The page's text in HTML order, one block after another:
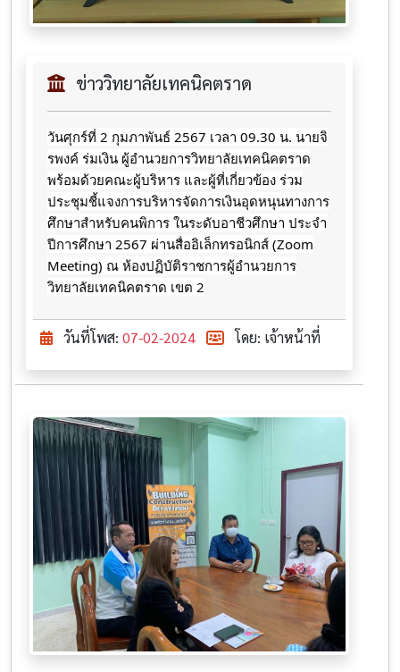
ข่าววิทยาลัยเทคนิคตราด
วันศุก​ร์ที่​ 2​ กุมภาพันธ์​ 2567​ เวลา​ 09.30​ น.​ นายจิ​
รพ​งค์​ ร​่​มเงิน​ ผู้​อ​ำ​น​ว​ยการ​วิทยาลัย​เทคนิค​ตราด​
พร้อม​ด้วย​คณะ​ผู้บริหาร​ และ​ผู้ที่เกี่ยวข้อง​ ร่วม
ประชุมชี้แจง​การ​บริหารจัดการเงินอุดหนุน​ทางการ
ศึกษ​าสำหรับ​คนพิการ​ ในระดับอาชีวศึกษา​ ประจำ​
ปีการศึกษา​ 2567​ ผ่านสื่ออิเล็กทรอนิกส์​ (Zoom
Meeting) ณ​ ห้อง​ปฏิบัติ​ราชการ​ผู้​อำนวยการ​
วิทยาลัย​เทคนิค​ตราด​ เขต​ 2
วันที่โพส: 07-02-2024 โดย: เจ้าหน้าที่